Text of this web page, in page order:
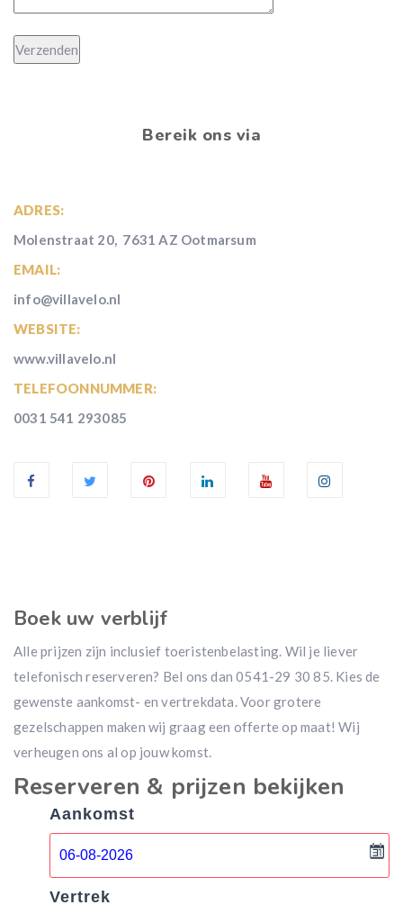
Bereik ons via
ADRES:
Molenstraat 20, 7631 AZ Ootmarsum
EMAIL:
info@villavelo.nl
WEBSITE:
www.villavelo.nl
TELEFOONNUMMER:
0031 541 293085
Boek uw verblijf
Alle prijzen zijn inclusief toeristenbelasting. Wil je liever
telefonisch reserveren? Bel ons dan 0541-29 30 85. Kies de
gewenste aankomst- en vertrekdata. Voor grotere
gezelschappen maken wij graag een offerte op maat! Wij
verheugen ons al op jouw komst.
Reserveren & prijzen bekijken
Aankomst
Vertrek